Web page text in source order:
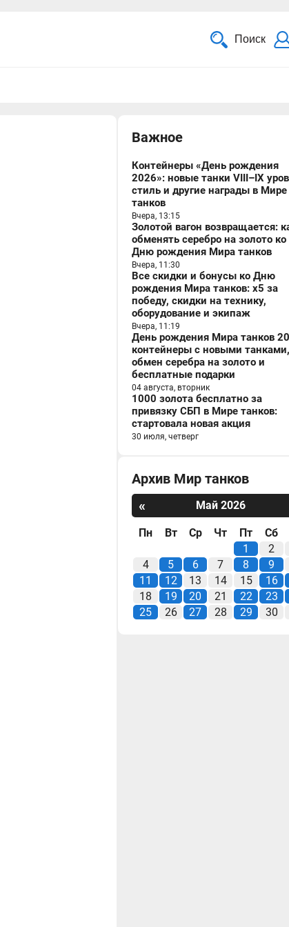
Поиск
Важное
Контейнеры «День рождения
2026»: новые танки VIII–IX
стиль и другие награды в Мире
танков
Вчера, 13:15
Золотой вагон возвращается:
обменять серебро на золото ко
Дню рождения Мира танков
Вчера, 11:30
Все скидки и бонусы ко Дню
рождения Мира танков: x5 за
победу, скидки на технику,
оборудование и экипаж
Вчера, 11:19
День рождения Мира танков
контейнеры с новыми танками,
обмен серебра на золото и
бесплатные подарки
04 августа, вторник
1000 золота бесплатно за
привязку СБП в Мире танков:
стартовала новая акция
30 июля, четверг
Архив Мир танков
«
Май 2026
Пн Вт Ср Чт Пт
Сб
1
2
4
5 6 7 8
9
11
12 13 14 15
16
18
19 20 21 22
23
25
26 27 28 29 30